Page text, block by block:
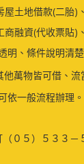
屋土地借款(二胎)、
商融資(代收票貼)
明、條件說明清楚
他萬物皆可借、
依一般流程辦理。
０５）５３３－